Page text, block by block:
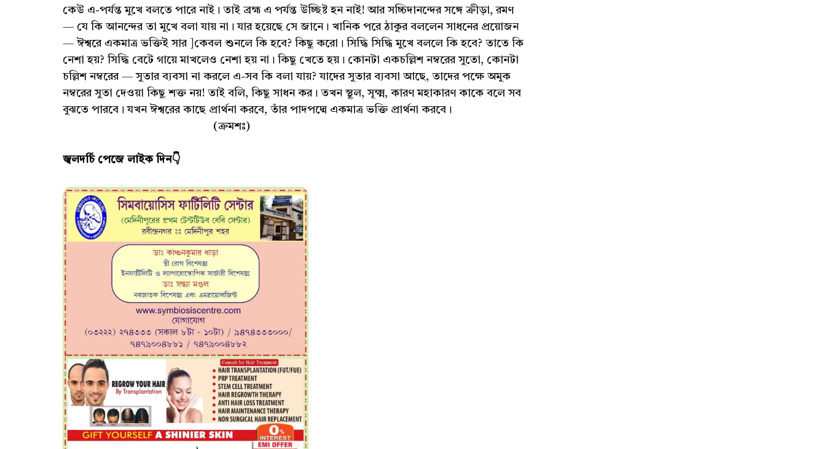
কেউ এ-পর্যন্ত মুখে বলতে পারে নাই। তাই ব্রহ্ম এ পর্যন্ত উচ্ছিষ্ট হন নাই! আর সচ্চিদানন্দের সঙ্গে ক্রীড়া, রমণ
— যে কি আনন্দের তা মুখে বলা যায় না। যার হয়েছে সে জানে। খানিক পরে ঠাকুর বললেন সাধনের প্রয়োজন
— ঈশ্বরে একমাত্র ভক্তিই সার ]কেবল শুনলে কি হবে? কিছু করো। সিদ্ধি সিদ্ধি মুখে বললে কি হবে? তাতে কি
নেশা হয়? সিদ্ধি বেটে গায়ে মাখলেও নেশা হয় না। কিছু খেতে হয়। কোনটা একচল্লিশ নম্বরের সুতো, কোনটা
চল্লিশ নম্বরের — সুতার ব্যবসা না করলে এ-সব কি বলা যায়? যাদের সুতার ব্যবসা আছে, তাদের পক্ষে অমুক
নম্বরের সুতা দেওয়া কিছু শক্ত নয়! তাই বলি, কিছু সাধন কর। তখন স্থূল, সূক্ষ্ম, কারণ মহাকারণ কাকে বলে সব
বুঝতে পারবে। যখন ঈশ্বরের কাছে প্রার্থনা করবে, তাঁর পাদপদ্মে একমাত্র ভক্তি প্রার্থনা করবে।
(ক্রমশঃ)
জ্বলদর্চি পেজে লাইক দিন👇